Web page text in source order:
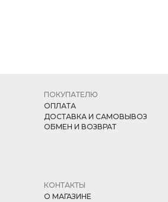
КОНТАКТЫ
О МАГАЗИНЕ
ПОКУПАТЕЛЮ
ОПЛАТА
ДОСТАВКА И САМОВЫВОЗ
ОБМЕН И ВОЗВРАТ